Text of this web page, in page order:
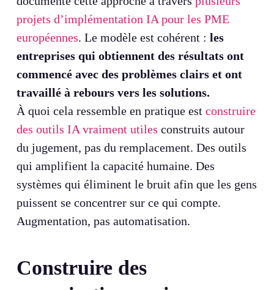
projets d’implémentation IA pour les PME
européennes. Le modèle est cohérent : les
entreprises qui obtiennent des résultats ont
commencé avec des problèmes clairs et ont
travaillé à rebours vers les solutions.
À quoi cela ressemble en pratique est construire
des outils IA vraiment utiles construits autour
du jugement, pas du remplacement. Des outils
qui amplifient la capacité humaine. Des
systèmes qui éliminent le bruit afin que les gens
puissent se concentrer sur ce qui compte.
Augmentation, pas automatisation.
Construire des